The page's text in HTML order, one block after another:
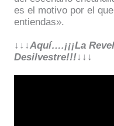
es el motivo por el
entiendas».
↓↓↓Aquí….¡¡¡La
Desilvestre!!!↓↓↓